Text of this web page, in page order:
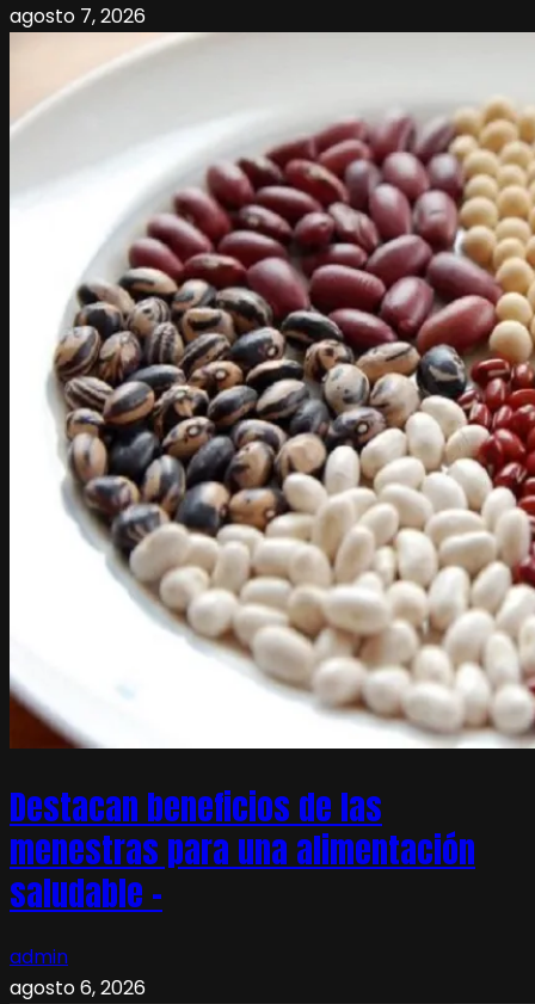
agosto 7, 2026
Destacan beneficios de las
menestras para una alimentación
saludable –
admin
agosto 6, 2026